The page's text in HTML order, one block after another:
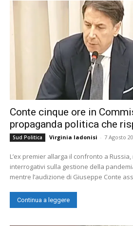
Conte cinque ore in
propaganda politica che
Sud Politica Virginia Iadonisi - 7 Agosto
L’ex premier allarga il confronto a
interrogativi sulla gestione della
mentre l’audizione di Giuseppe Conte
Continua a leggere